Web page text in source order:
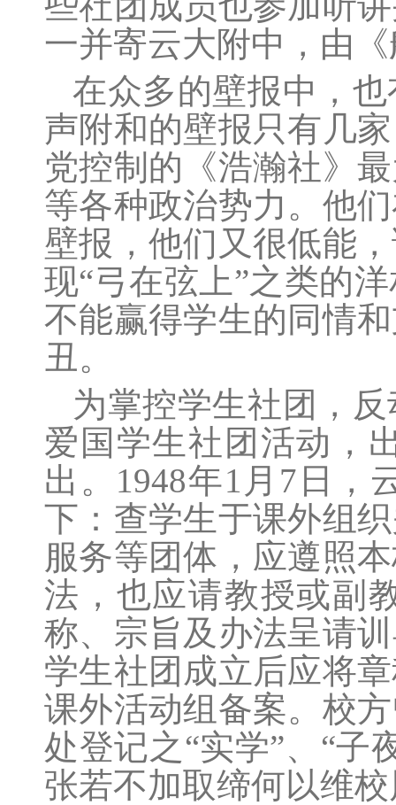
一并寄云大附中，由
在众多的壁报中，
声附和的壁报只有几
党控制的《浩瀚社》
等各种政治势力。他
壁报，他们又很低能
现“弓在弦上”之类的
不能赢得学生的同情
丑。
为掌控学生社团，
爱国学生社团活动，
出。1948年1月7日，
下：查学生于课外组
服务等团体，应遵照
法，也应请教授或副
称、宗旨及办法呈请
学生社团成立后应将
课外活动组备案。校
处登记之“实学”、“子
张若不加取缔何以维